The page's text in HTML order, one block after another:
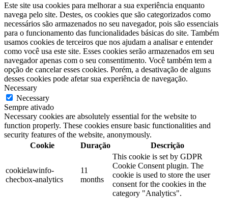
Este site usa cookies para melhorar a sua experiência enquanto
navega pelo site. Destes, os cookies que são categorizados como
necessários são armazenados no seu navegador, pois são essenciais
para o funcionamento das funcionalidades básicas do site. Também
usamos cookies de terceiros que nos ajudam a analisar e entender
como você usa este site. Esses cookies serão armazenados em seu
navegador apenas com o seu consentimento. Você também tem a
opção de cancelar esses cookies. Porém, a desativação de alguns
desses cookies pode afetar sua experiência de navegação.
Necessary
Necessary
Sempre ativado
Necessary cookies are absolutely essential for the website to
function properly. These cookies ensure basic functionalities and
security features of the website, anonymously.
Cookie
Duração Descrição
cookielawinfo-
checbox-analytics
11
months
This cookie is set by GDPR
Cookie Consent plugin. The
cookie is used to store the user
consent for the cookies in the
category "Analytics".